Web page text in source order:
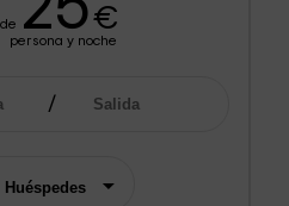
€
persona y noche